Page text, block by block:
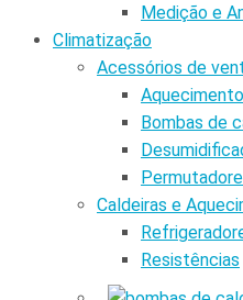
Medição e
Climatização
Acessórios de
Bombas de
Caldeiras e
Resistências